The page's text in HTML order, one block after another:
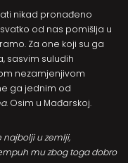
nikad pronađeno
od nas pomišlja u
Za one koji su ga
sasvim suludih
nezamjenjivom
ga jednim od
. Osim u Mađarskoj.
najbolji u zemlji,
mu zbog toga dobro